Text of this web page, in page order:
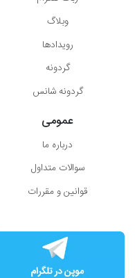
وبلاگ
رویدادها
گردونه
گردونه شانس
عمومی
درباره ما
سوالات متداول
قوانین و مقررات